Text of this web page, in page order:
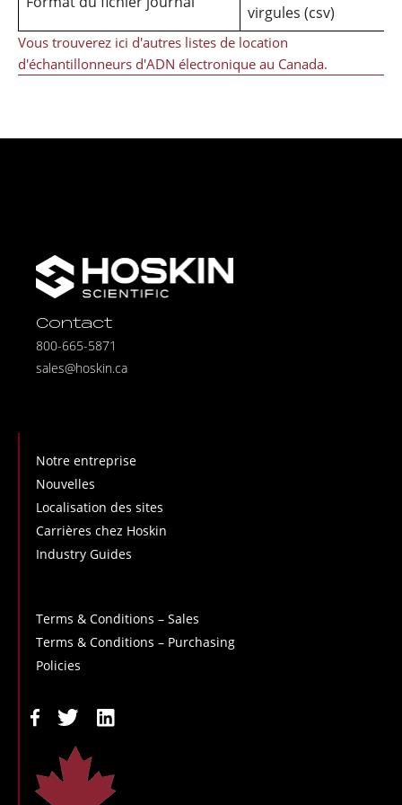
virgules (csv)
Vous trouverez ici d'autres listes de location
d'échantillonneurs d'ADN électronique au Canada.
Contact
800-665-5871
sales@hoskin.ca
Notre entreprise
Nouvelles
Localisation des sites
Carrières chez Hoskin
Industry Guides
Terms & Conditions – Sales
Terms & Conditions – Purchasing
Policies